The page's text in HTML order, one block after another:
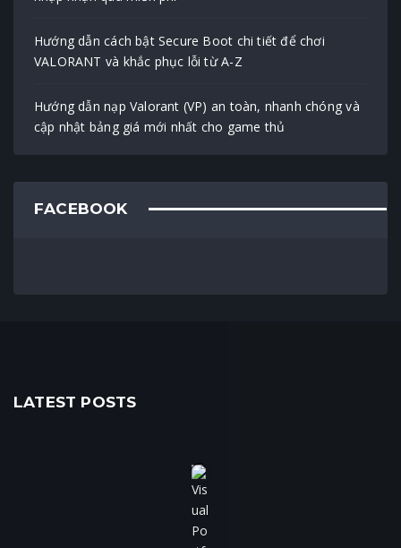
Hướng dẫn cách bật Secure Boot chi tiết để chơi
VALORANT và khắc phục lỗi từ A-Z
Hướng dẫn nạp Valorant (VP) an toàn, nhanh chóng và
cập nhật bảng giá mới nhất cho game thủ
FACEBOOK
LATEST POSTS